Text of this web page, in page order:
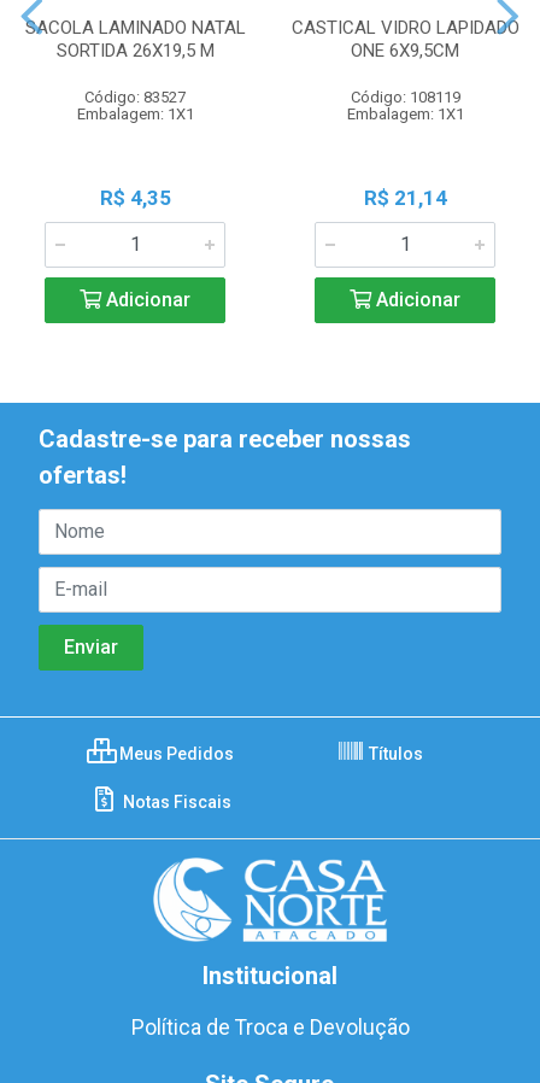
SACOLA LAMINADO NATAL
SORTIDA 26X19,5 M
Código: 83527
Embalagem: 1X1
R$ 4,35
Adicionar
CASTICAL VIDRO LAPIDADO
ONE 6X9,5CM
Código: 108119
Embalagem: 1X1
R$ 21,14
Adicionar
Cadastre-se para receber nossas
ofertas!
Meus Pedidos Títulos
Notas Fiscais
Institucional
Política de Troca e Devolução